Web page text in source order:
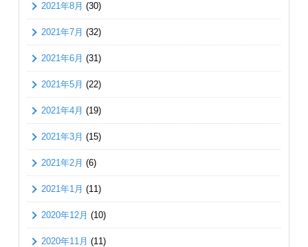
2021年8月 (30)
2021年7月 (32)
2021年6月 (31)
2021年5月 (22)
2021年4月 (19)
2021年3月 (15)
2021年2月 (6)
2021年1月 (11)
2020年12月 (10)
2020年11月 (11)